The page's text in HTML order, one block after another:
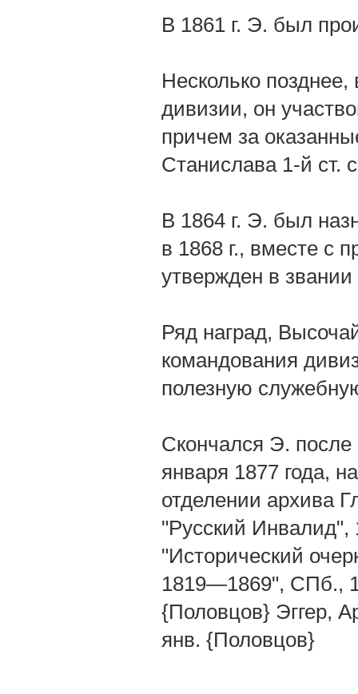
В 1861 г. Э. был
Несколько
дивизии, он
причем за
Станислава 1-й ст.
В 1864 г. Э. был
в 1868 г., вместе с
утвержден в
Ряд наград,
командования
полезную
Скончался Э. после
января 1877 года,
отделении архива
"Русский
"Исторический
1819—1869", СПб.,
{Половцов} Эггер,
янв. {Половцов}